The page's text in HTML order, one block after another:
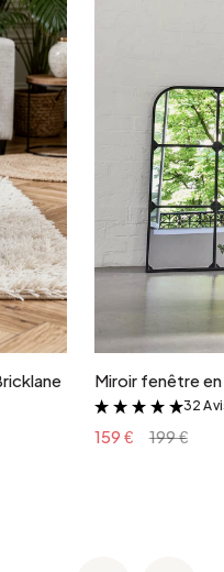
Miroir fenêtre
&
32
159 € 199 €